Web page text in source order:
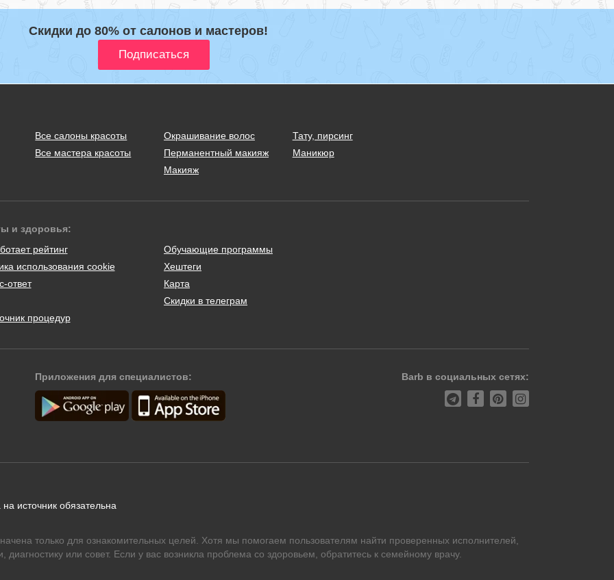
Скидки до 80% от салонов и мастеров!
Все салоны красоты
Все мастера красоты
Окрашивание волос
Перманентный макияж
Макияж
Тату, пирсинг
Маникюр
и здоровья:
рейтинг
использования cookie
ответ
процедур
Обучающие программы
Хештеги
Карта
Скидки в телеграм
Приложения для специалистов: Barb в социальных сетях:
источник обязательна
только для ознакомительных целей. Хотя мы помогаем пользователям найти проверенных исполнителей,
или совет. Если у вас возникла проблема со здоровьем, обратитесь к семейному врачу.